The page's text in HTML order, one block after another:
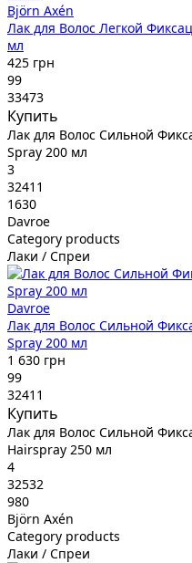
Björn Axén
Лак для Волос Легкой
мл
425 грн
99
33473
Купить
Лак для Волос Сильной
Spray 200 мл
3
32411
1630
Davroe
Category products
Лаки / Спреи
Davroe
Лак для Волос Сильной
Spray 200 мл
1 630 грн
99
32411
Купить
Лак для Волос Сильной
Hairspray 250 мл
4
32532
980
Björn Axén
Category products
Лаки / Спреи